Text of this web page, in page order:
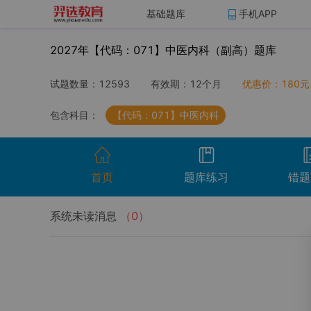
基础题库 手机APP
2027年【代码：071】中医内科（副高）题库
试题数量： 12593 有效期： 12个月 优惠价： 180元
包含科目： 【代码：071】中医内科
首页 题库练习 错
系统未读消息 （0）